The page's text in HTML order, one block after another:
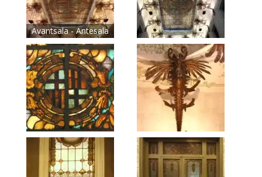
Avantsala - Antesala